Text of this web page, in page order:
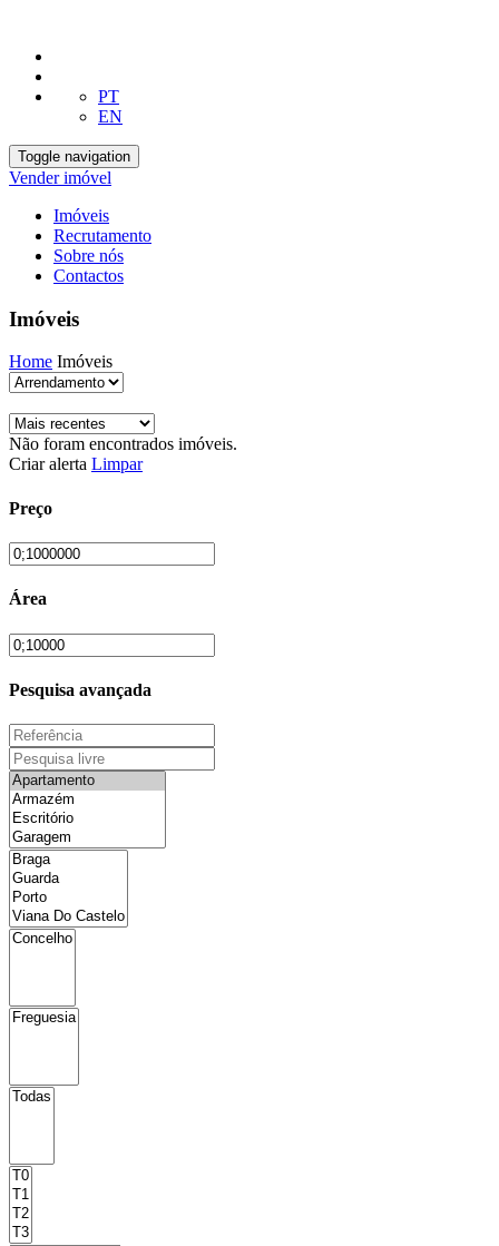
PT
EN
Toggle navigation
Vender imóvel
Imóveis
Recrutamento
Sobre nós
Contactos
Imóveis
Home Imóveis
Não foram encontrados imóveis.
Criar alerta Limpar
Preço
Área
Pesquisa avançada